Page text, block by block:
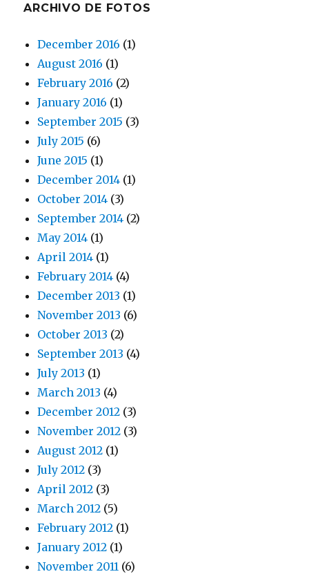
ARCHIVO DE FOTOS
December 2016 (1)
August 2016 (1)
February 2016 (2)
January 2016 (1)
September 2015 (3)
July 2015 (6)
June 2015 (1)
December 2014 (1)
October 2014 (3)
September 2014 (2)
May 2014 (1)
April 2014 (1)
February 2014 (4)
December 2013 (1)
November 2013 (6)
October 2013 (2)
September 2013 (4)
July 2013 (1)
March 2013 (4)
December 2012 (3)
November 2012 (3)
August 2012 (1)
July 2012 (3)
April 2012 (3)
March 2012 (5)
February 2012 (1)
January 2012 (1)
November 2011 (6)